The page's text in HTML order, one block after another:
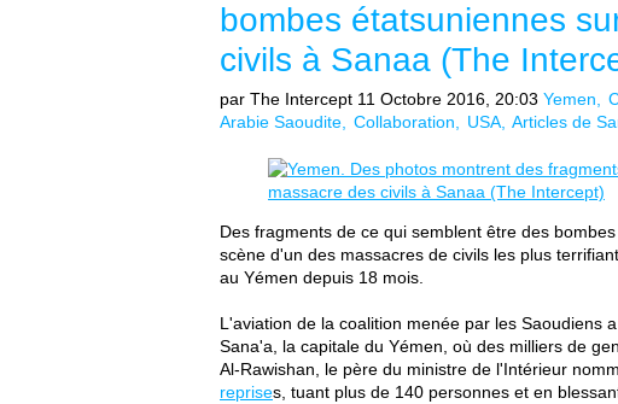
bombes étatsuniennes
civils à Sanaa (The
par The Intercept 11 Octobre 2016, 20:03 Yemen
Arabie Saoudite
Collaboration USA Articles de
Des fragments de ce qui semblent être des
scène d'un des massacres de civils les plus
au Yémen depuis 18 mois.
L'aviation de la coalition menée par les Saoudiens
Sana'a, la capitale du Yémen, où des milliers de
Al-Rawishan, le père du ministre de l'Intérieur
reprises, tuant plus de 140 personnes et en